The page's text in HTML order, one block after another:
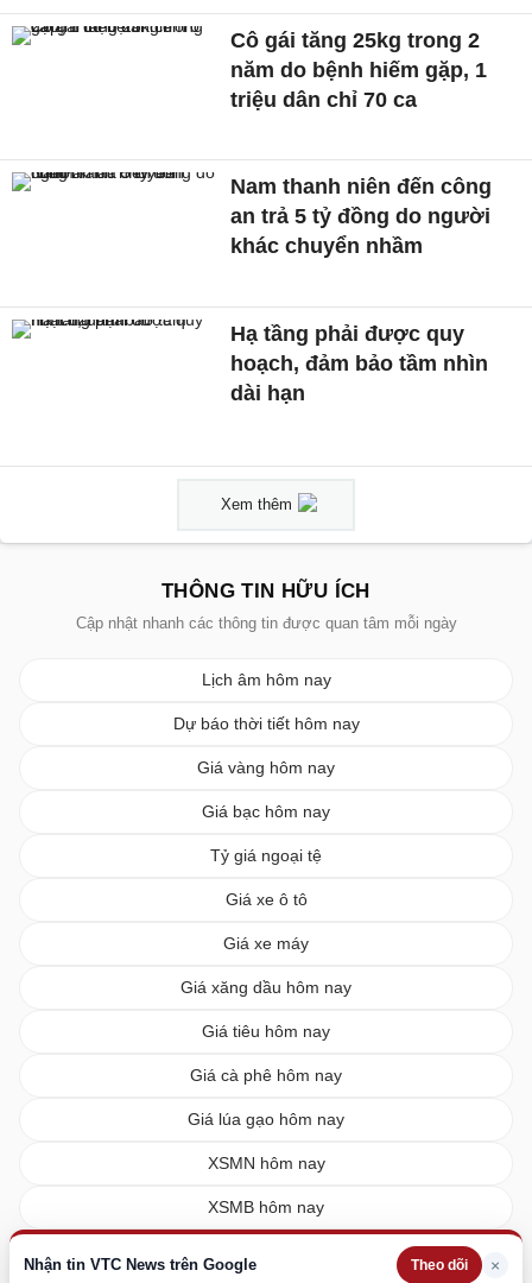
Nhận tin VTC News trên Google Theo dõi ×
Cô gái tăng 25kg trong 2
năm do bệnh hiếm gặp, 1
triệu dân chỉ 70 ca
Nam thanh niên đến công
an trả 5 tỷ đồng do người
khác chuyển nhầm
Hạ tầng phải được quy
hoạch, đảm bảo tầm nhìn
dài hạn
Xem thêm
THÔNG TIN HỮU ÍCH
Cập nhật nhanh các thông tin được quan tâm mỗi ngày
Lịch âm hôm nay
Dự báo thời tiết hôm nay
Giá vàng hôm nay
Giá bạc hôm nay
Tỷ giá ngoại tệ
Giá xe ô tô
Giá xe máy
Giá xăng dầu hôm nay
Giá tiêu hôm nay
Giá cà phê hôm nay
Giá lúa gạo hôm nay
XSMN hôm nay
XSMB hôm nay